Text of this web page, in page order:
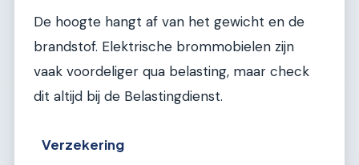
De hoogte hangt af van het gewicht en de
brandstof. Elektrische brommobielen zijn
vaak voordeliger qua belasting, maar check
dit altijd bij de Belastingdienst.
Verzekering